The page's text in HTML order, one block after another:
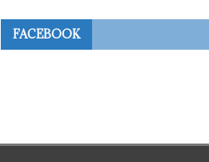
FACEBOOK